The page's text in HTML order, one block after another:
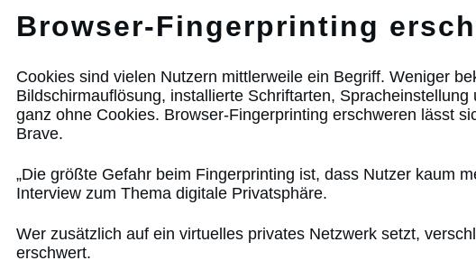
Browser-Fingerprinting
Cookies sind vielen Nutzern mittlerweile ein Begriff. Weniger
Bildschirmauflösung, installierte Schriftarten,
ganz ohne Cookies. Browser-Fingerprinting erschweren lässt
Brave.
„Die größte Gefahr beim Fingerprinting ist, dass Nutzer kaum
Interview zum Thema digitale Privatsphäre.
Wer zusätzlich auf ein virtuelles privates Netzwerk setzt,
erschwert.